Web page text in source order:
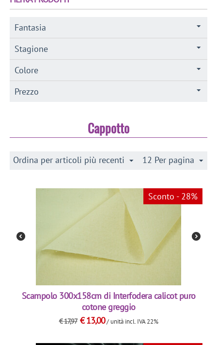
Fantasia
Stagione
Colore
Prezzo
Cappotto
Ordina per articoli più recenti 12 Per pagina
Sconto - 28%
Scampolo 300x158cm di Interfodera calicot puro
cotone greggio
€17,97 €13,00 / unità incl. IVA 22%